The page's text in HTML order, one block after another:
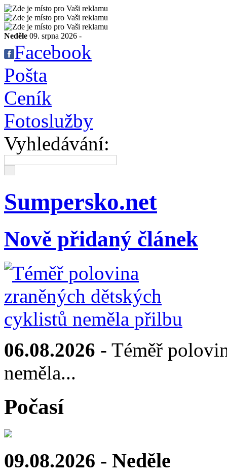
Neděle 09. srpna 2026 -
Facebook
Pošta
Ceník
Fotoslužby
Vyhledávání:
Sumpersko.net
Nově přidaný článek
06.08.2026 - Téměř
neměla...
Počasí
09.08.2026 - Neděle